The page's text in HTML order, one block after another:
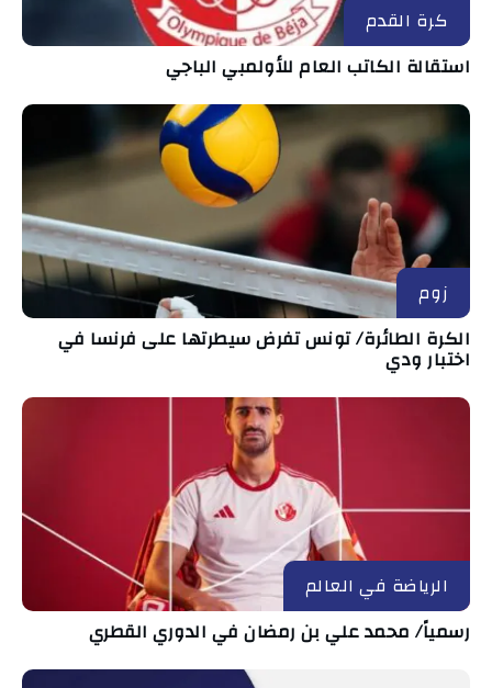
كرة القدم
استقالة الكاتب العام للأولمبي الباجي
زوم
الكرة الطائرة/ تونس تفرض سيطرتها على فرنسا في
اختبار ودي
الرياضة في العالم
رسمياً/ محمد علي بن رمضان في الدوري القطري